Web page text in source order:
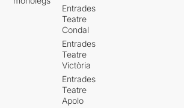
Entrades
Teatre
Condal
Entrades
Teatre
Victòria
Entrades
Teatre
Apolo